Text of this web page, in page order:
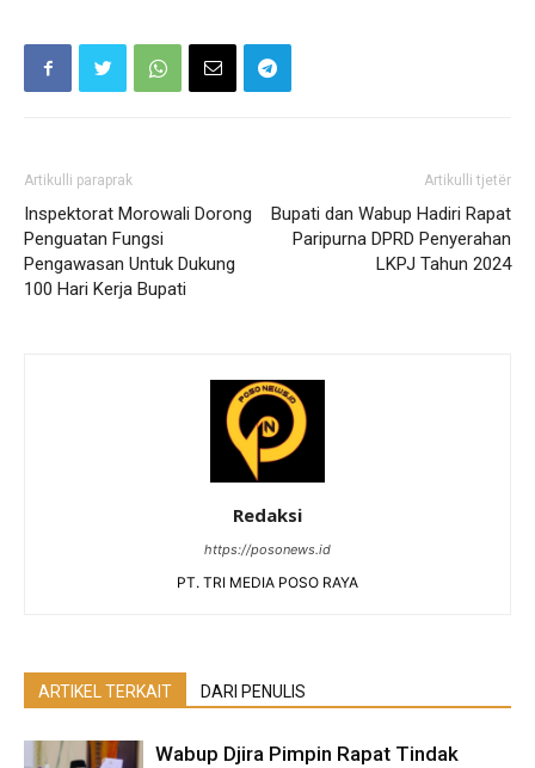
Artikulli paraprak
Inspektorat Morowali Dorong
Penguatan Fungsi
Pengawasan Untuk Dukung
100 Hari Kerja Bupati
Artikulli tjetër
Bupati dan Wabup Hadiri Rapat
Paripurna DPRD Penyerahan
LKPJ Tahun 2024
Redaksi
https://posonews.id
PT. TRI MEDIA POSO RAYA
ARTIKEL TERKAIT DARI PENULIS
Wabup Djira Pimpin Rapat Tindak